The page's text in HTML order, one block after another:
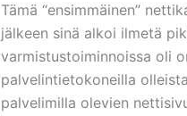
Tämä “ensimmäinen”
jälkeen sinä alkoi ilmetä
varmistustoiminnoissa oli
palvelintietokoneilla
palvelimilla olevien